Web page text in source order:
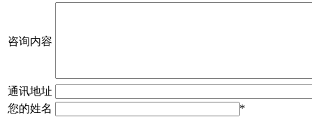
咨询内容
通讯地址
您的姓名
*